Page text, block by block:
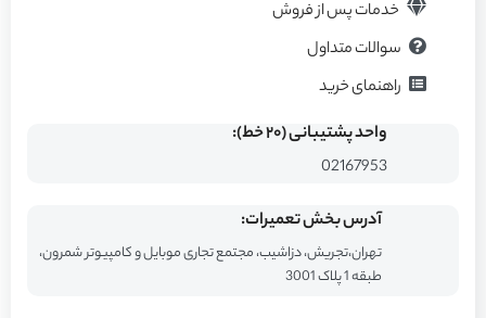
خدمات پس از فروش
سوالات متداول
راهنمای خرید
واحد پشتیبانی (۲۰ خط):
02167953
آدرس بخش تعمیرات:
تهران،تجریش، دزاشیب، مجتمع تجاری موبایل و کامپیوتر شمرون،
طبقه 1 پلاک 3001